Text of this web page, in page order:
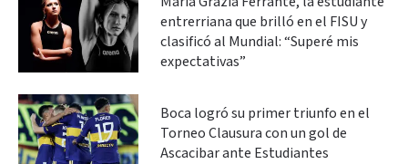
entrerriana que brilló en el FISU y
clasificó al Mundial: “Superé mis
expectativas”
Boca logró su primer triunfo en el
Torneo Clausura con un gol de
Ascacibar ante Estudiantes